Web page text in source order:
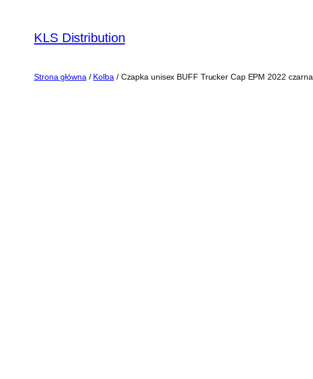
treści
KLS Distribution
Strona główna / Kolba / Czapka unisex BUFF Trucker Cap EPM 2022 czarna